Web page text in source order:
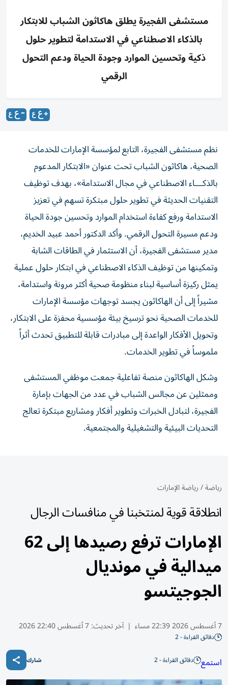
مستشفى الفجيرة يطلق هاكاثون الشباب للابتكار
بالذكاء الاصطناعي في الاستدامة لتطوير حلول
ذكية وتحسين الموارد وجودة الحياة ودعم التحول
الرقمي
نظم مستشفى الفجيرة، التابع لمؤسسة الإمارات للخدمات
الصحية، هاكاثون الشباب تحت عنوان «الابتكار المدعوم
بالذكـــاء الاصطناعي في مجال الاستدامة»، بهدف توظيف
التقنيات الحديثة في تطوير حلول مبتكرة تسهم في تعزيز
الاستدامة ورفع كفاءة استخدام الموارد وتحسين جودة الحياة
ودعم مسيرة التحول الرقمي. وأكد الدكتور أحمد عبيد الخديم،
مدير مستشفى الفجيرة، أن الاستثمار في الطاقات الشابة
وتمكينها من توظيف الذكاء الاصطناعي في ابتكار حلول عملية
يمثل ركيزة أساسية لبناء منظومة صحية أكثر مرونة واستدامة،
مشيراً إلى أن الهاكاثون يجسد توجهات مؤسسة الإمارات
للخدمات الصحية نحو ترسيخ بيئة مؤسسية محفزة على الابتكار،
وتحويل الأفكار الواعدة إلى مبادرات قابلة للتطبيق تحدث أثراً
ملموساً في تطوير الخدمات.
وشكل الهاكاثون منصة تفاعلية جمعت موظفي المستشفى
وممثلين عن مجالس الشباب في عدد من الجهات بإمارة
الفجيرة، لتبادل الخبرات وتطوير أفكار ومشاريع مبتكرة تعالج
التحديات البيئية والتشغيلية والمجتمعية.
رياضة/رياضة الإمارات
انطلاقة قوية لمنتخبنا في منافسات الرجال
الإمارات ترفع رصيدها إلى 62
ميدالية في مونديال
الجوجيتسو
7 أغسطس 2026 22:39 مساء | آخر تحديث:7 أغسطس 22:40 2026
دقائق القراءة - 2
استمع دقائق القراءة - 2 شارك